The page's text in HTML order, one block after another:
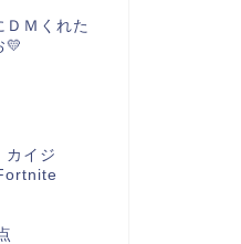
ＤＭくれた
💛
カイジ